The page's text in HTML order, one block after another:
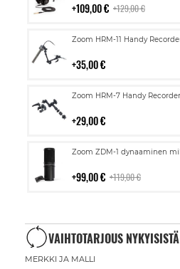
109,00 € 129,00 €
Zoom HRM-11 Handy
35,00 €
Lisää
Zoom HRM-7 Handy
29,00 €
Lisää
Zoom ZDM-1 dynaaminen
99,00 € 119,00 €
Lisää
VAIHTOTARJOUS
MERKKI JA MALLI